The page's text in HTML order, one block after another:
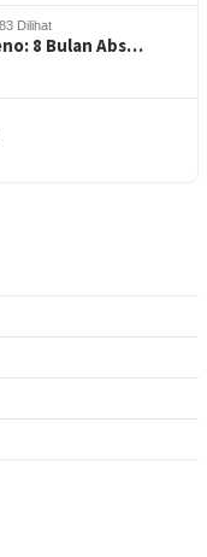
Dilihat
8 Bulan Abs…